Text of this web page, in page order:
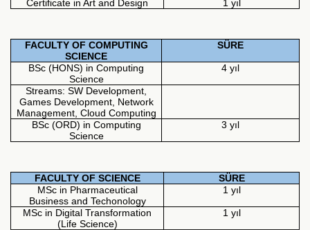
Certificate in Art and Design 1 yıl
FACULTY OF COMPUTING
SCIENCE
SÜRE
BSc (HONS) in Computing
Science
4 yıl
Streams: SW Development,
Games Development, Network
Management, Cloud Computing
BSc (ORD) in Computing
Science
3 yıl
FACULTY OF SCIENCE
SÜRE
MSc in Pharmaceutical
Business and Techonology
1 yıl
MSc in Digital Transformation
(Life Science)
1 yıl